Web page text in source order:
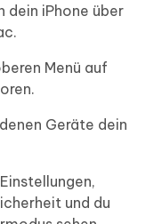
dein iPhone über
Menü auf
Geräte dein
und du